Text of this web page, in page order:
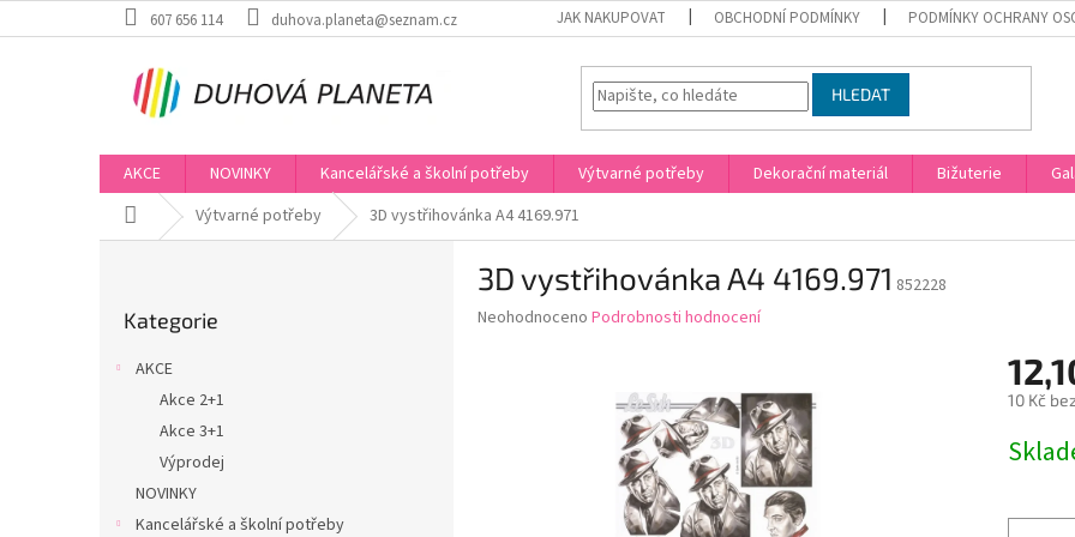
na
607 656 114 duhova.planeta@seznam.cz JAK NAKUPOVAT OBCHODNÍ PODMÍNKY PODMÍNKY OCHRANY
HLEDAT
AKCE NOVINKY Kancelářské a školní potřeby Výtvarné potřeby Dekorační materiál Bižuterie
Domů Výtvarné potřeby 3D vystřihovánka A4 4169.971
kategorie
Kategorie
AKCE
Akce 2+1
Akce 3+1
Výprodej
NOVINKY
Kancelářské a školní potřeby
3D vystřihovánka A4 4169.971 852228
Průměrné
Neohodnoceno Podrobnosti hodnocení
10 Kč
cena: